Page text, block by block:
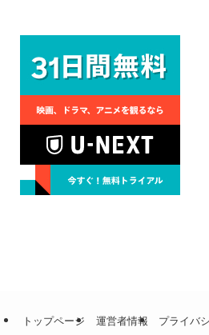
トップページ 運営者情報 プライバ